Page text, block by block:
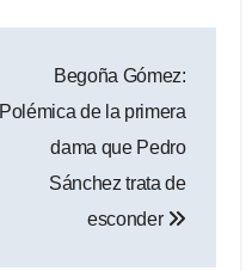
Begoña Gómez:
Polémica de la primera
dama que Pedro
Sánchez trata de
esconder